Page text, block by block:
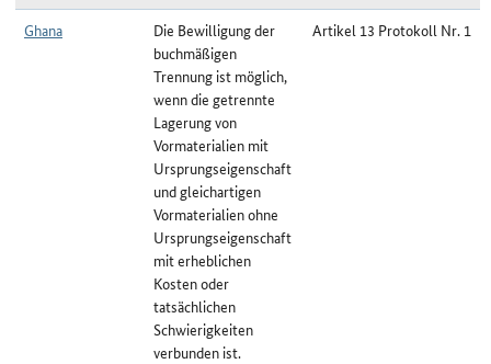
Ghana
Die Bewilligung der
buchmäßigen
Trennung ist möglich,
wenn die getrennte
Lagerung von
Vormaterialien mit
Ursprungseigenschaft
und gleichartigen
Vormaterialien ohne
Ursprungseigenschaft
mit erheblichen
Kosten oder
tatsächlichen
Schwierigkeiten
verbunden ist.
Artikel 13 Protokoll Nr. 1